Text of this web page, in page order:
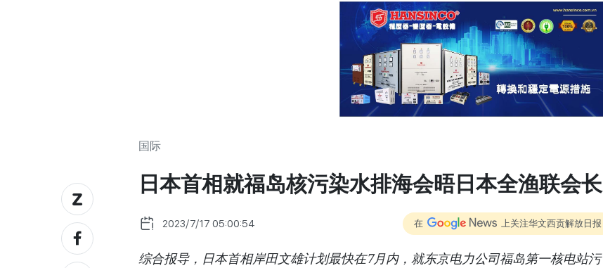
国际
日本首相就福岛核污染水排海会晤日本全渔联会长
2023/7/17 05:00:54 在 上关注华文西贡解放日报
综合报导，日本首相岸田文雄计划最快在7月内，就东京电力公司福岛第一核电站污